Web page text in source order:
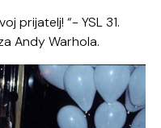
prijatelj! “- YSL 31.
Andy Warhola.